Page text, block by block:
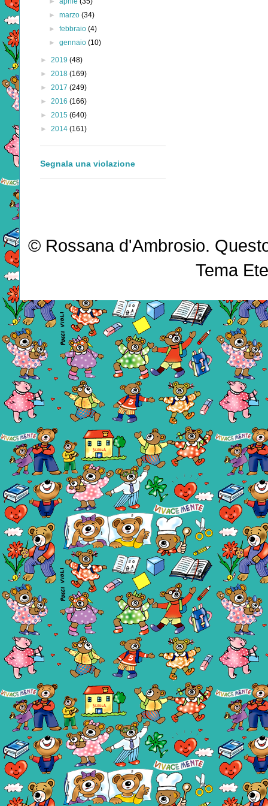
►marzo(34)
►febbraio(4)
►gennaio(10)
► 2019 (48)
► 2018 (169)
► 2017 (249)
► 2016 (166)
► 2015 (640)
► 2014 (161)
Segnala una violazione
© Rossana d'Ambrosio.
Tema